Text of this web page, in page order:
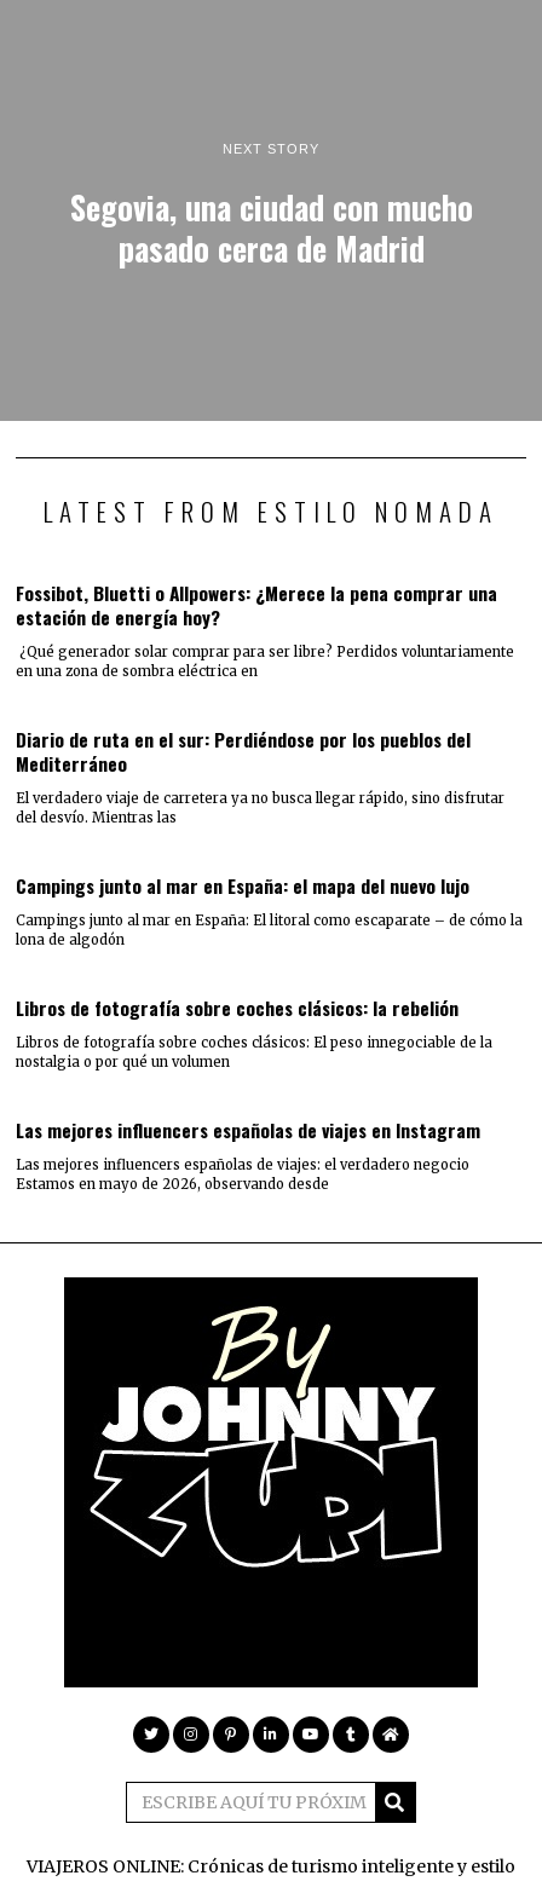
NEXT STORY
Segovia, una ciudad con mucho
pasado cerca de Madrid
LATEST FROM ESTILO NOMADA
Fossibot, Bluetti o Allpowers: ¿Merece la pena comprar una
estación de energía hoy?
¿Qué generador solar comprar para ser libre? Perdidos voluntariamente
en una zona de sombra eléctrica en
Diario de ruta en el sur: Perdiéndose por los pueblos del
Mediterráneo
El verdadero viaje de carretera ya no busca llegar rápido, sino disfrutar
del desvío. Mientras las
Campings junto al mar en España: el mapa del nuevo lujo
Campings junto al mar en España: El litoral como escaparate – de cómo la
lona de algodón
Libros de fotografía sobre coches clásicos: la rebelión
Libros de fotografía sobre coches clásicos: El peso innegociable de la
nostalgia o por qué un volumen
Las mejores influencers españolas de viajes en Instagram
Las mejores influencers españolas de viajes: el verdadero negocio
Estamos en mayo de 2026, observando desde
VIAJEROS ONLINE: Crónicas de turismo inteligente y estilo